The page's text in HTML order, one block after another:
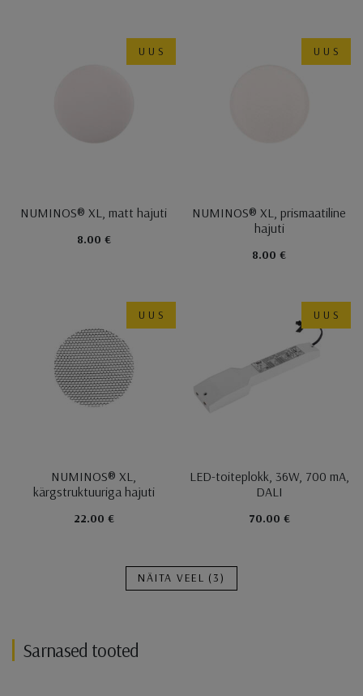
UUS
NUMINOS® XL, matt hajuti
8.00 €
UUS
NUMINOS® XL, prismaatiline
hajuti
8.00 €
UUS
NUMINOS® XL,
kärgstruktuuriga hajuti
22.00 €
UUS
LED-toiteplokk, 36W, 700 mA,
DALI
70.00 €
NÄITA VEEL (3)
Sarnased tooted